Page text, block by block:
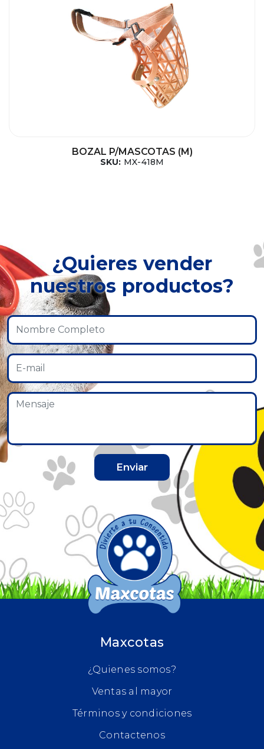
BOZAL P/MASCOTAS (M)
SKU: MX-418M
¿Quieres vender
nuestros productos?
Enviar
Maxcotas
¿Quienes somos?
Ventas al mayor
Términos y condiciones
Contactenos